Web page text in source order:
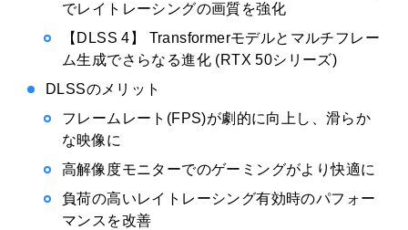
でレイトレーシングの画質を強化
【DLSS 4】 Transformerモデルとマルチフレー
ム生成でさらなる進化 (RTX 50シリーズ)
DLSSのメリット
フレームレート(FPS)が劇的に向上し、滑らか
な映像に
高解像度モニターでのゲーミングがより快適に
負荷の高いレイトレーシング有効時のパフォー
マンスを改善